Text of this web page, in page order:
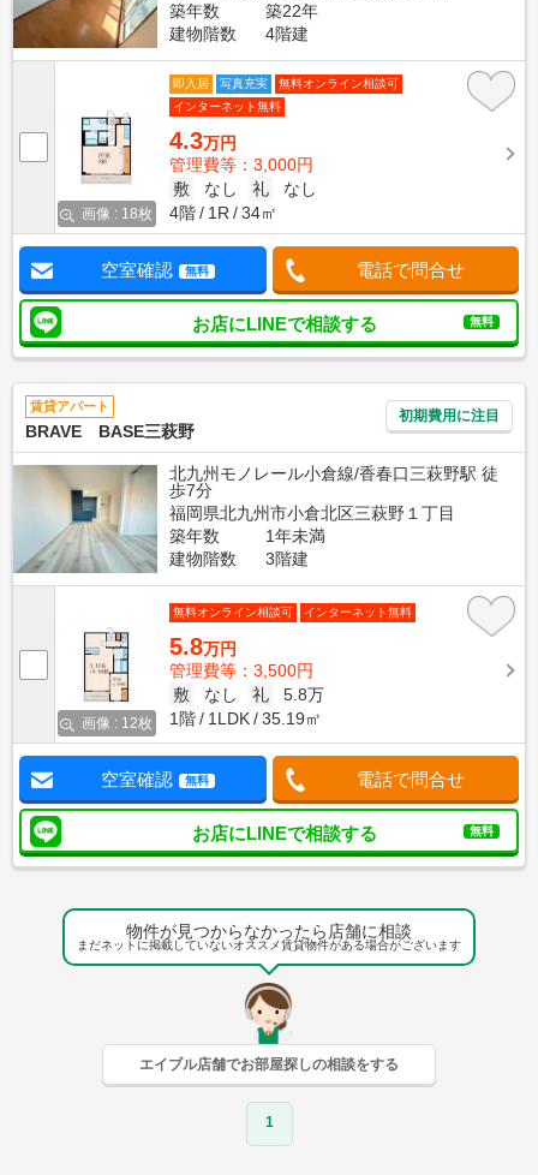
築年数
築22年
建物階数
4階建
画像 : 18枚
即入居 写真充実
無料オンライン相談可
インターネット無料
4.3万円
管理費等：3,000円
敷
なし 礼
なし
4階
1R 34㎡
空室確認 無料 電話で問合せ
お店にLINEで相談する 無料
賃貸アパート
BRAVE BASE三萩野
初期費用に注目
北九州モノレール小倉線/香春口三萩野駅 徒
歩7分
福岡県北九州市小倉北区三萩野１丁目
築年数
1年未満
建物階数
3階建
画像 : 12枚
無料オンライン相談可 インターネット無料
5.8万円
管理費等：3,500円
敷
なし 礼
5.8万
1階
1LDK 35.19㎡
空室確認 無料 電話で問合せ
お店にLINEで相談する 無料
物件が見つからなかったら店舗に相談
まだネットに掲載していないオススメ賃貸物件がある場合がございます
エイブル店舗でお部屋探しの相談をする
1